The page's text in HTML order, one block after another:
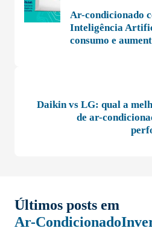
Ar-condicionado
Inteligência
consumo e
Daikin vs LG: qual a
de ar-
Últimos posts em
Ar-Condicionado